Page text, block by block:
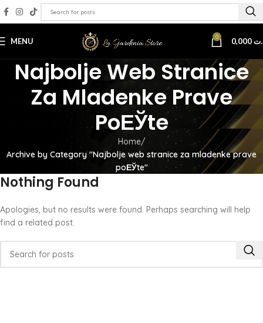
MENU 0
Najbolje Web Stranice
Za Mladenke Prave
PoЕЎte
Home
Archive by Category "Najbolje web stranice za mladenke prave
poЕЎte"
Nothing Found
Apologies, but no results were found. Perhaps searching will help
find a related post.